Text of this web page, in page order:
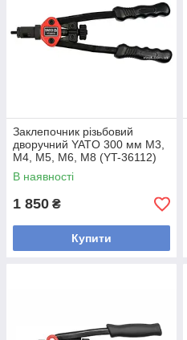
Заклепочник різьбовий
дворучний YATO 300 мм M3,
M4, M5, M6, M8 (YT-36112)
В наявності
1 850 ₴
Купити